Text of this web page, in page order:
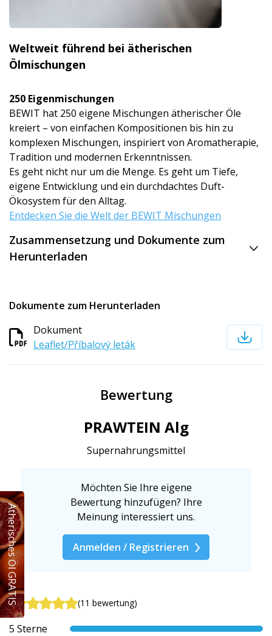
Weltweit führend bei ätherischen
Ölmischungen
250 Eigenmischun­gen
BEWIT hat 250 eigene Mischungen ätherischer Öle
kreiert – von einfachen Kompositionen bis hin zu
komplexen Mischungen, inspiriert von Aromatherapie,
Tradition und modernen Erkenntnissen.
Es geht nicht nur um die Menge. Es geht um Tiefe,
eigene Entwicklung und ein durchdachtes Duft-
Ökosystem für den Alltag.
Entdecken Sie die Welt der BEWIT Mischungen
Zusammensetzung und Dokumente zum
Herunterladen
Dokumente zum Herunterladen
Dokument
Leaflet/Příbalový leták
Bewertung
PRAWTEIN Alg
Supernahrungsmittel
Möchten Sie Ihre eigene
Bewertung hinzufügen? Ihre
Meinung interessiert uns.
Anmelden / Registrieren
5 (11 bewertung)
5 Sterne
Ätherisches Öl GRATIS